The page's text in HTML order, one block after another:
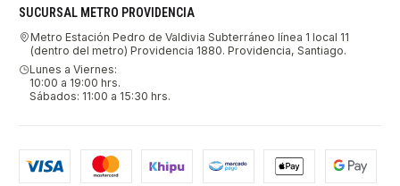
SUCURSAL METRO PROVIDENCIA
Metro Estación Pedro de Valdivia Subterráneo línea 1 local 11
(dentro del metro) Providencia 1880. Providencia, Santiago.
Lunes a Viernes:
10:00 a 19:00 hrs.
Sábados: 11:00 a 15:30 hrs.